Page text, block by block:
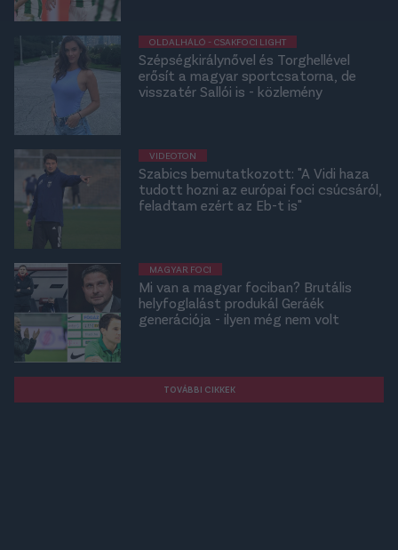
OLDALHÁLÓ - CSAKFOCI LIGHT
Szépségkirálynővel és Torghellével
erősít a magyar sportcsatorna, de
visszatér Sallói is - közlemény
VIDEOTON
Szabics bemutatkozott: "A Vidi haza
tudott hozni az európai foci csúcsáról,
feladtam ezért az Eb-t is"
MAGYAR FOCI
Mi van a magyar fociban? Brutális
helyfoglalást produkál Geráék
generációja - ilyen még nem volt
TOVÁBBI CIKKEK